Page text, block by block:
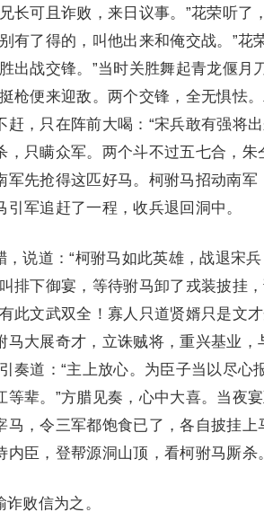
长可且诈败，来日议事。”花荣听了
有了得的，叫他出来和俺交战。”花
出战交锋。”当时关胜舞起青龙偃月
枪便来迎敌。两个交锋，全无惧怯
，只在阵前大喝：“宋兵敢有强将
，只瞒众军。两个斗不过五七合，
军先抢得这匹好马。柯驸马招动南军
军追赶了一程，收兵退回洞中。
道：“柯驸马如此英雄，战退宋兵
排下御宴，等待驸马卸了戎装披挂
此文武双全！寡人只道贤婿只是文
马大展奇才，立诛贼将，重兴基业，
奏道：“主上放心。为臣子当以尽心
辈。”方腊见奏，心中大喜。当夜
马，令三军都饱食已了，各自披挂
臣，登帮源洞山顶，看柯驸马厮杀
败信为之。